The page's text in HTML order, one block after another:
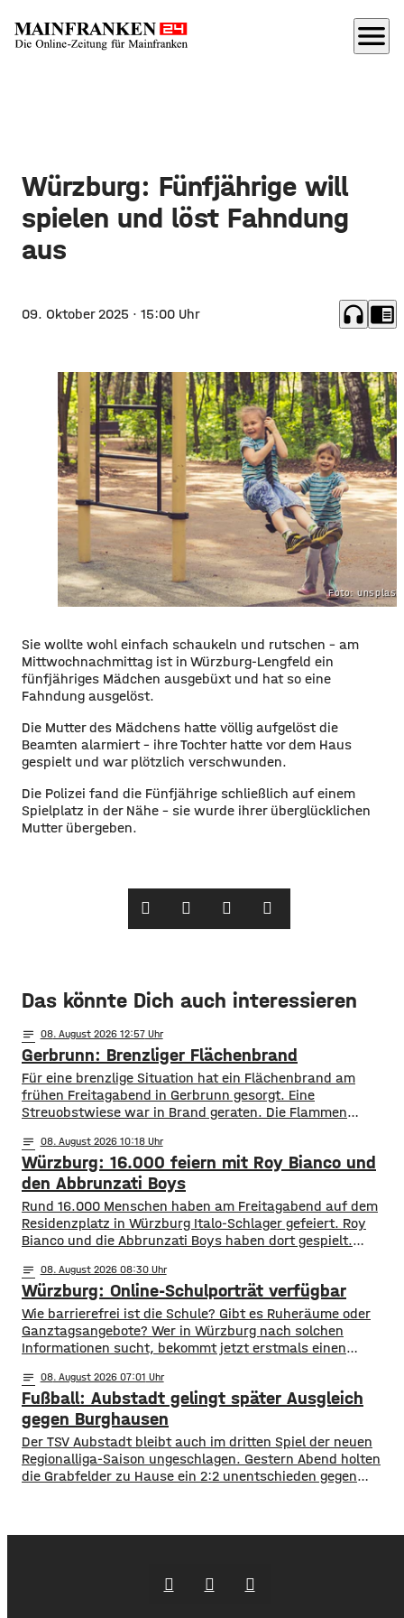
menu
Würzburg: Fünfjährige will
spielen und löst Fahndung
aus
09. Oktober 2025 · 15:00 Uhr headphones chrome_reader_mode
Foto:
Sie wollte wohl einfach schaukeln und rutschen – am
Mittwochnachmittag ist in Würzburg-Lengfeld ein
fünfjähriges Mädchen ausgebüxt und hat so eine
Fahndung ausgelöst.
Die Mutter des Mädchens hatte völlig aufgelöst die
Beamten alarmiert – ihre Tochter hatte vor dem Haus
gespielt und war plötzlich verschwunden.
Die Polizei fand die Fünfjährige schließlich auf einem
Spielplatz in der Nähe – sie wurde ihrer überglücklichen
Mutter übergeben.
Das könnte Dich auch interessieren
notes 08. August 2026 12:57
Gerbrunn: Brenzliger Flächenbrand
Für eine brenzlige Situation hat ein Flächenbrand am
frühen Freitagabend in Gerbrunn gesorgt. Eine
Streuobstwiese war in Brand geraten. Die Flammen
Fläche von mehreren hundert Quadratmetern aus. Auch
vier Bäume standen in Flammen. Zudem kamen die
Flammen auch einer Kleingartenanlage und fünf
Wohnhäusern immer näher. Den Feuerwehren
notes 08. August 2026 10:18
Würzburg: 16.000 feiern mit Roy Bianco und
den Abbrunzati Boys
Rund 16.000 Menschen haben am Freitagabend auf dem
Residenzplatz in Würzburg Italo-Schlager gefeiert. Roy
Bianco und die Abbrunzati Boys haben dort gespielt.
abseits des Konzertgeländes verfolgten viele Zaungäste bei
Picknick-Stimmung in den Straßen die Songs. Hier gibt es
Bilder vom Konzert Die Konzertreihe vor dem
notes 08. August 2026 08:30
Würzburg: Online-Schulporträt verfügbar
​​Wie barrierefrei ist die Schule? Gibt es Ruheräume oder
Ganztagsangebote? Wer in Würzburg nach solchen
Informationen sucht, bekommt jetzt erstmals einen
im Open-Data-Portal neue digitale
Schulporträts veröffentlicht. Dort werden alle 35 Schulen
in städtischer Trägerschaft mit einer Vielzahl von Daten
vorgestellt und miteinander vergleichbar gemacht. ​So
können beispielsweise Schülerzahlen, die Anzahl der
notes 08. August 2026 07:01
Fußball: Aubstadt gelingt später Ausgleich
gegen Burghausen
Der TSV Aubstadt bleibt auch im dritten Spiel der neuen
Regionalliga-Saison ungeschlagen. Gestern Abend holten
die Grabfelder zu Hause ein 2:2 unentschieden gegen